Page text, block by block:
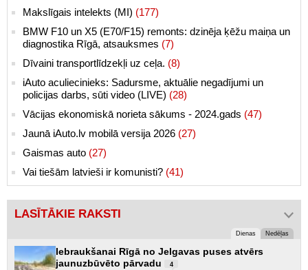
Makslīgais intelekts (MI) (177)
BMW F10 un X5 (E70/F15) remonts: dzinēja ķēžu maiņa un
diagnostika Rīgā, atsauksmes (7)
Dīvaini transportlīdzekļi uz ceļa. (8)
iAuto aculiecinieks: Sadursme, aktuālie negadījumi un
policijas darbs, sūti video (LIVE) (28)
Vācijas ekonomiskā norieta sākums - 2024.gads (47)
Jaunā iAuto.lv mobilā versija 2026 (27)
Gaismas auto (27)
Vai tiešām latvieši ir komunisti? (41)
LASĪTĀKIE RAKSTI
Dienas Nedēļas
Iebraukšanai Rīgā no Jelgavas puses atvērs
jaunuzbūvēto pārvadu
4